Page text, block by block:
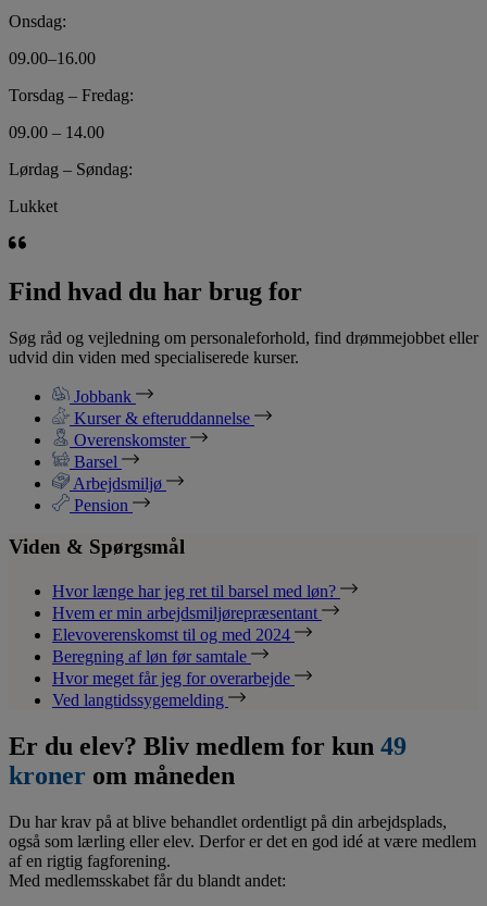
Onsdag:
09.00–16.00
Torsdag – Fredag:
09.00 – 14.00
Lørdag – Søndag:
Lukket
Find hvad du har brug for
Søg råd og vejledning om personaleforhold, find drømmejobbet eller
udvid din viden med specialiserede kurser.
Jobbank
Kurser & efteruddannelse
Overenskomster
Barsel
Arbejdsmiljø
Pension
Viden & Spørgsmål
Hvor længe har jeg ret til barsel med løn?
Hvem er min arbejdsmiljørepræsentant
Elevoverenskomst til og med 2024
Beregning af løn før samtale
Hvor meget får jeg for overarbejde
Ved langtidssygemelding
Er du elev? Bliv medlem for kun 49
kroner om måneden
Du har krav på at blive behandlet ordentligt på din arbejdsplads,
også som lærling eller elev. Derfor er det en god idé at være medlem
af en rigtig fagforening.
Med medlemsskabet får du blandt andet: